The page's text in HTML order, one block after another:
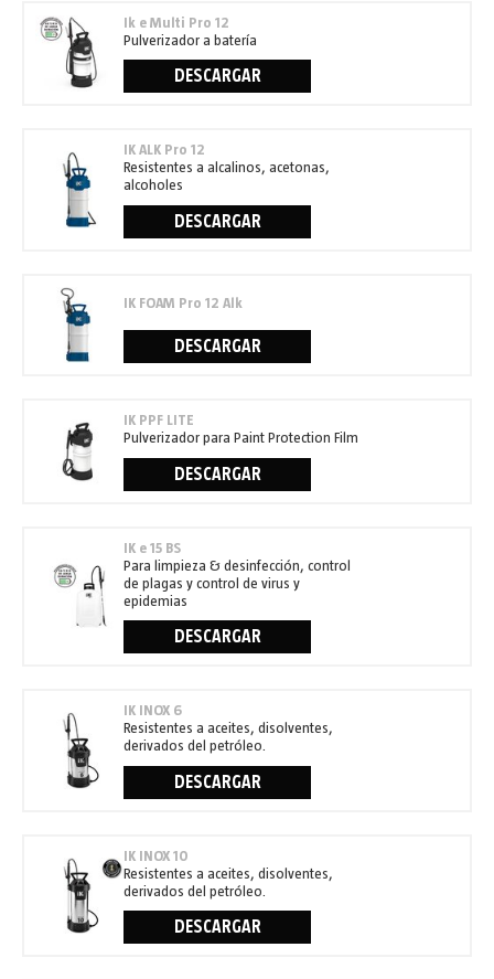
Ik e Multi Pro 12
Pulverizador a batería
DESCARGAR
IK ALK Pro 12
Resistentes a alcalinos, acetonas,
alcoholes
DESCARGAR
IK FOAM Pro 12 Alk
DESCARGAR
IK PPF LITE
Pulverizador para Paint Protection Film
DESCARGAR
IK e 15 BS
Para limpieza & desinfección, control
de plagas y control de virus y
epidemias
DESCARGAR
IK INOX 6
Resistentes a aceites, disolventes,
derivados del petróleo.
DESCARGAR
IK INOX 10
Resistentes a aceites, disolventes,
derivados del petróleo.
DESCARGAR